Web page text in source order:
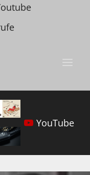
YouTube